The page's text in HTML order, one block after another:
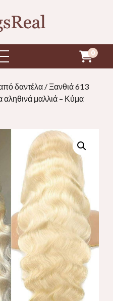
ανοιχτό
μενού
0
δαντέλα / Ξανθιά 613
μαλλιά – Κύμα